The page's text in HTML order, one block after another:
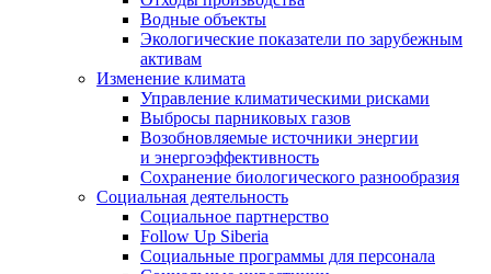
Водные объекты
Экологические показатели по зарубежным
активам
Изменение климата
Управление климатическими рисками
Выбросы парниковых газов
Возобновляемые источники энергии
и энергоэффективность
Сохранение биологического разнообразия
Социальная деятельность
Социальное партнерство
Follow Up Siberia
Социальные программы для персонала